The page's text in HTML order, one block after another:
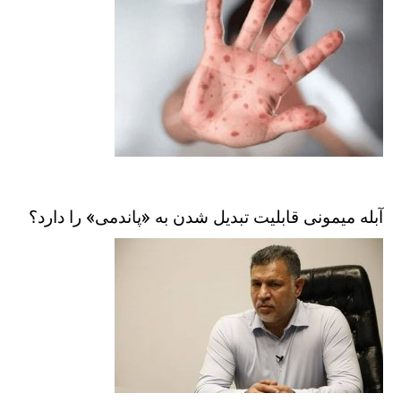
آبله میمونی قابلیت تبدیل شدن به «پاندمی» را دارد؟